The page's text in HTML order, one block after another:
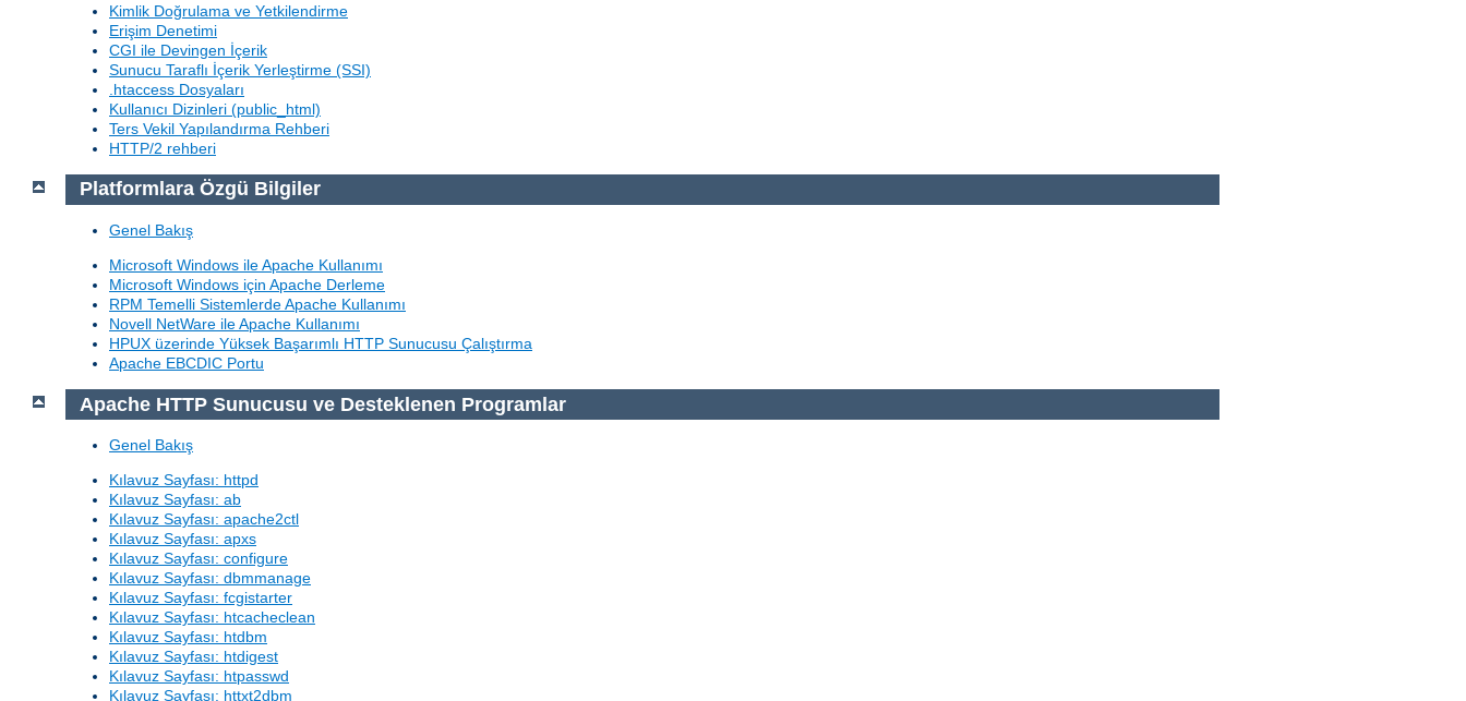
Kimlik Doğrulama ve Yetkilendirme
Erişim Denetimi
CGI ile Devingen İçerik
Sunucu Taraflı İçerik Yerleştirme (SSI)
.htaccess Dosyaları
Kullanıcı Dizinleri (public_html)
Ters Vekil Yapılandırma Rehberi
HTTP/2 rehberi
Platformlara Özgü Bilgiler
Genel Bakış
Microsoft Windows ile Apache Kullanımı
Microsoft Windows için Apache Derleme
RPM Temelli Sistemlerde Apache Kullanımı
Novell NetWare ile Apache Kullanımı
HPUX üzerinde Yüksek Başarımlı HTTP Sunucusu Çalıştırma
Apache EBCDIC Portu
Apache HTTP Sunucusu ve Desteklenen Programlar
Genel Bakış
Kılavuz Sayfası: httpd
Kılavuz Sayfası: ab
Kılavuz Sayfası: apache2ctl
Kılavuz Sayfası: apxs
Kılavuz Sayfası: configure
Kılavuz Sayfası: dbmmanage
Kılavuz Sayfası: fcgistarter
Kılavuz Sayfası: htcacheclean
Kılavuz Sayfası: htdbm
Kılavuz Sayfası: htdigest
Kılavuz Sayfası: htpasswd
Kılavuz Sayfası: httxt2dbm